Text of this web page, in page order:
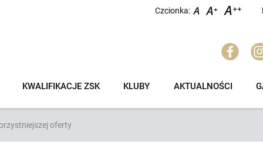
Czcionka:
KWALIFIKACJE ZSK KLUBY AKTUALNOŚCI
oferty